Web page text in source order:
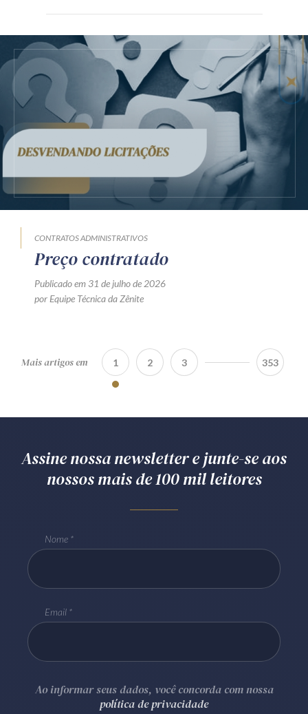
CONTRATOS ADMINISTRATIVOS
Preço contratado
Publicado em 31 de julho de 2026
por Equipe Técnica da Zênite
Mais artigos em 1 2 3 353
Assine nossa newsletter e junte-se aos
nossos mais de 100 mil leitores
Nome
Email
Ao informar seus dados, você concorda com nossa
política de privacidade